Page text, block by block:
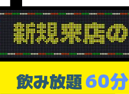
飲み放題60分